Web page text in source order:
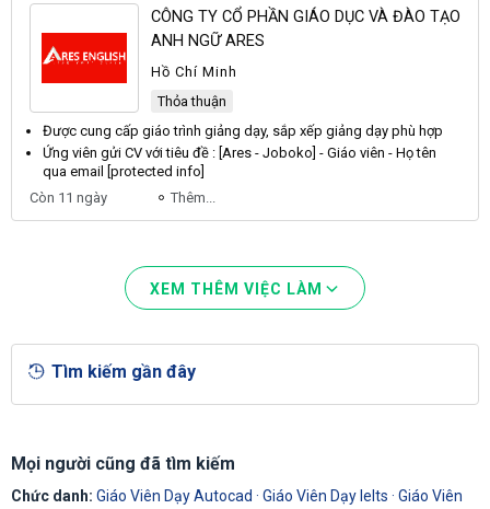
CÔNG TY CỔ PHẦN GIÁO DỤC VÀ ĐÀO TẠO
ANH NGỮ ARES
Hồ Chí Minh
Thỏa thuận
Được cung cấp giáo trình giảng dạy, sắp xếp giảng dạy phù hợp
Ứng viên gửi CV với tiêu đề : [Ares - Joboko] - Giáo viên - Họ tên
qua email [protected info]
Còn 11 ngày
Thêm...
XEM THÊM VIỆC LÀM
Tìm kiếm gần đây
Mọi người cũng đã tìm kiếm
Chức danh: Giáo Viên Dạy Autocad · Giáo Viên Dạy Ielts · Giáo Viên